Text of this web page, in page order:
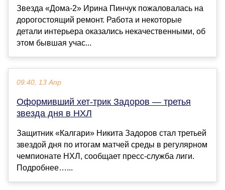
Звезда «Дома-2» Ирина Пинчук пожаловалась на
дорогостоящий ремонт. Работа и некоторые
детали интерьера оказались некачественными, об
этом бывшая учас...
09:40, 13 Апр
Оформивший хет-трик Задоров — третья
звезда дня в НХЛ
Защитник «Калгари» Никита Задоров стал третьей
звездой дня по итогам матчей среды в регулярном
чемпионате НХЛ, сообщает пресс‑служба лиги.
Подробнее…...